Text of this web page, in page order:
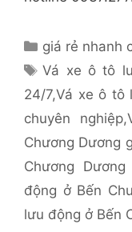
Danh
mục
giá rẻ nhanh
Thẻ
Vá xe ô tô
24/7,Vá xe ô tô
chuyên nghiệp,
Chương Dương
Chương
động ở Bến
lưu động ở Bến